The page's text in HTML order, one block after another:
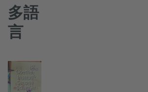
多語
言
©
Goethe-
Institut/
Simone
Schirmer